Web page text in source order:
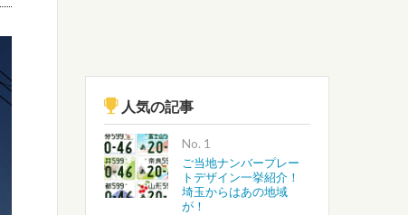
新座・朝霞・戸田・和光
蕨・草加・八潮・三郷
越谷・春日部・吉川・北葛飾
人気の記事
No.
ご当地ナンバープレー
トデザイン一挙紹介！
埼玉からはあの地域
が！